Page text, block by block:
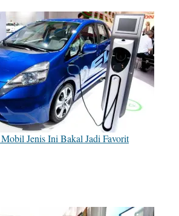
Jenis Ini Bakal Jadi Favorit